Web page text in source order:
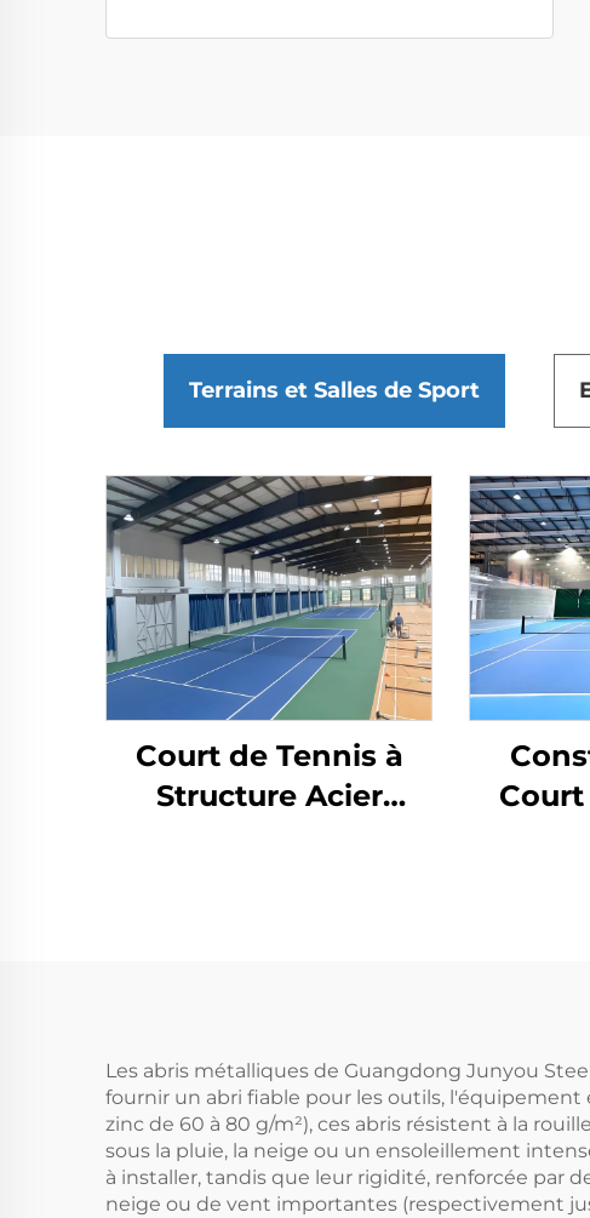
Terrains et Salles de Sport
Court de Tennis à
Structure Acier
Court
Les abris métalliques de Guangdong Junyou
fournir un abri fiable pour les outils,
zinc de 60 à 80 g/m²), ces abris résistent à la
sous la pluie, la neige ou un ensoleillement
à installer, tandis que leur rigidité, renforcée par
neige ou de vent importantes (respectivement